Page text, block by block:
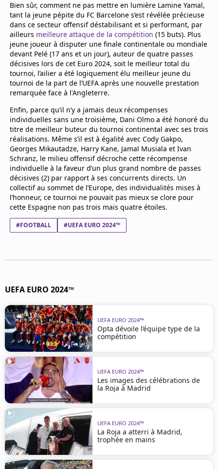
Bien sûr, comment ne pas mettre en lumière Lamine Yamal,
tant la jeune pépite du FC Barcelone s’est révélée précieuse
dans ce secteur offensif déstabilisant et si performant, par
ailleurs meilleure attaque de la compétition (15 buts). Plus
jeune joueur à disputer une finale continentale ou mondiale
devant Pelé (17 ans et un jour), auteur de quatre passes
décisives lors de cet Euro 2024, soit le meilleur total du
tournoi, l’ailier a été logiquement élu meilleur jeune du
tournoi de la part de l’UEFA après une nouvelle prestation
remarquée face à l'Angleterre.
Enfin, parce qu’il n’y a jamais deux récompenses
individuelles sans une troisième, Dani Olmo a été honoré du
titre de meilleur buteur du tournoi continental avec ses trois
réalisations. Même s’il est à égalité avec Cody Gakpo,
Georges Mikautadze, Harry Kane, Jamal Musiala et Ivan
Schranz, le milieu offensif décroche cette récompense
individuelle à la faveur d’un plus grand nombre de passes
décisives (2) par rapport à ses concurrents directs. Un
collectif au sommet de l’Europe, des individualités mises à
l’honneur, ce tournoi ne pouvait pas mieux se clore pour
cette Espagne non pas trois mais quatre étoiles.
#FOOTBALL #UEFA EURO 2024™
UEFA EURO 2024™
UEFA EURO 2024™
Opta dévoile l’équipe type de la
compétition
UEFA EURO 2024™
Les images des célébrations de
la Roja à Madrid
UEFA EURO 2024™
La Roja a atterri à Madrid,
trophée en mains